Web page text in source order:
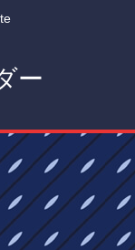
ー